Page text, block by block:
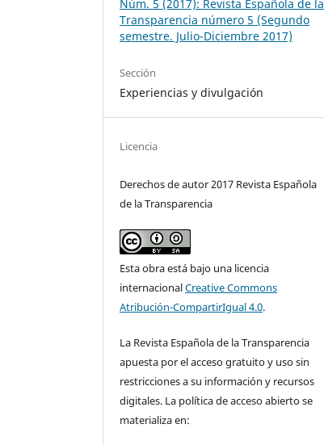
Núm. 5 (2017): Revista Española de la
Transparencia número 5 (Segundo
semestre. Julio-Diciembre 2017)
Sección
Experiencias y divulgación
Licencia
Derechos de autor 2017 Revista Española
de la Transparencia
Esta obra está bajo una licencia
internacionalCreative Commons
Atribución-CompartirIgual 4.0.
La Revista Española de la Transparencia
apuesta por el acceso gratuito y uso sin
restricciones a su información y recursos
digitales. La política de acceso abierto se
materializa en: